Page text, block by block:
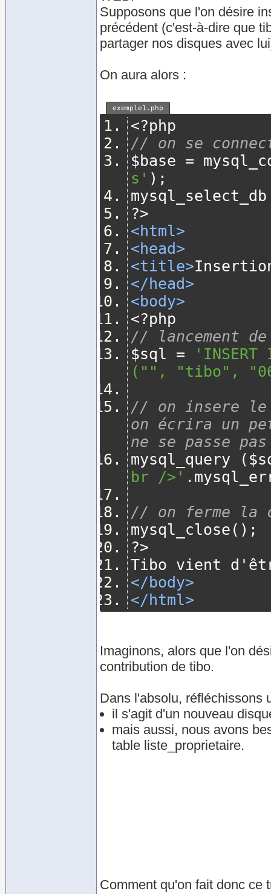
Supposons que l'on désire
précédent (c'est-à-dire que
partager nos disques avec
On aura alors :
exemple1.php
<?php
// on se
$base =
s' );
?>
<html>
<head>
<title>
</head>
<body>
<?php
// lancement
$sql =
("", "tibo",
// on insere le
on écrira un
ne se passe
mysql_query
(
br />' .
// on ferme la
mysql_close ();
?>
Tibo vient
</body>
</html>
Imaginons, alors que l'on
contribution de tibo.
Dans l'absolu, réfléchissons
il s'agit d'un nouveau
mais aussi, nous avons
table liste_proprietaire.
Comment qu'on fait donc ce